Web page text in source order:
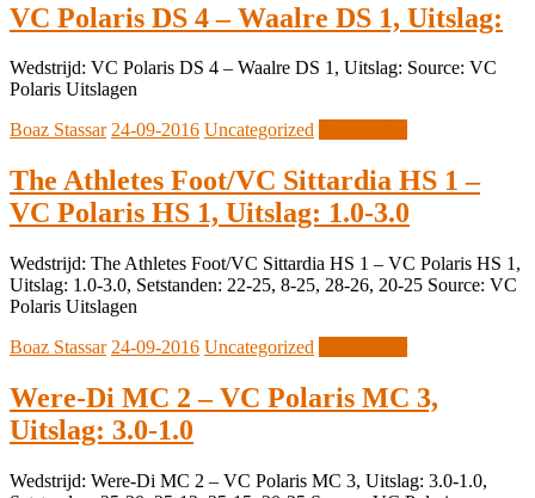
VC Polaris DS 4 – Waalre DS 1, Uitslag:
Wedstrijd: VC Polaris DS 4 – Waalre DS 1, Uitslag: Source: VC
Polaris Uitslagen
Boaz Stassar 24-09-2016 Uncategorized
The Athletes Foot/VC Sittardia HS 1 –
VC Polaris HS 1, Uitslag: 1.0-3.0
Wedstrijd: The Athletes Foot/VC Sittardia HS 1 – VC Polaris HS 1,
Uitslag: 1.0-3.0, Setstanden: 22-25, 8-25, 28-26, 20-25 Source: VC
Polaris Uitslagen
Boaz Stassar 24-09-2016 Uncategorized
Were-Di MC 2 – VC Polaris MC 3,
Uitslag: 3.0-1.0
Wedstrijd: Were-Di MC 2 – VC Polaris MC 3, Uitslag: 3.0-1.0,